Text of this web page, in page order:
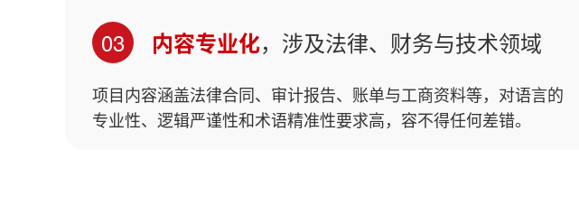
03 内容专业化，涉及法律、财务与技术领域
项目内容涵盖法律合同、审计报告、账单与工商资料等，对语言的
专业性、逻辑严谨性和术语精准性要求高，容不得任何差错。